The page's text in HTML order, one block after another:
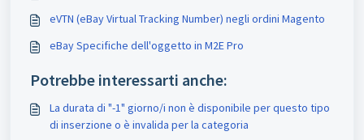
eVTN (eBay Virtual Tracking Number) negli ordini Magento
eBay Specifiche dell'oggetto in M2E Pro
Potrebbe interessarti anche:
La durata di "-1" giorno/i non è disponibile per questo tipo
di inserzione o è invalida per la categoria